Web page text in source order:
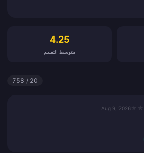
4.25
متوسط التقييم
20 / 758
Aug 9, 2026